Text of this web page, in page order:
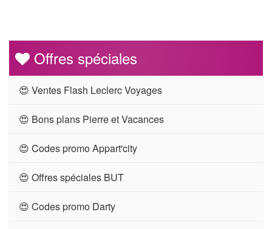
Offres spéciales
😍 Ventes Flash Leclerc Voyages
😍 Bons plans Pierre et Vacances
😍 Codes promo Appart'city
😍 Offres spéciales BUT
😍 Codes promo Darty